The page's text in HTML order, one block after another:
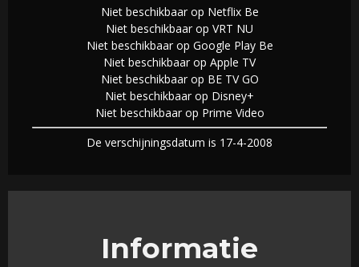
Niet beschikbaar op Netflix Be
Niet beschikbaar op VRT NU
Niet beschikbaar op Google Play Be
Niet beschikbaar op Apple TV
Niet beschikbaar op BE TV GO
Niet beschikbaar op Disney+
Niet beschikbaar op Prime Video
De verschijningsdatum is 17-4-2008
Informatie